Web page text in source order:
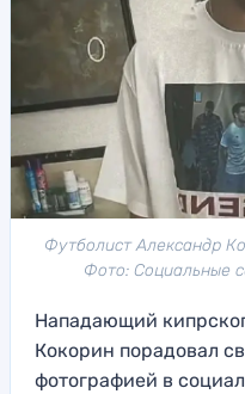
Футболист Александр
Фото: Социальные
Нападающий
Кокорин порадовал
фотографией в